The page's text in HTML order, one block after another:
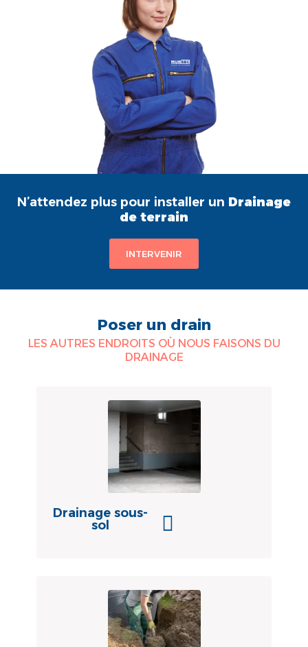
N’attendez plus pour installer un Drainage
de terrain
INTERVENIR
Poser un drain
LES AUTRES ENDROITS OÙ NOUS FAISONS DU
DRAINAGE
Drainage sous-
sol